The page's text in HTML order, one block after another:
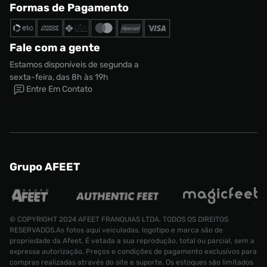
Formas de Pagamento
Fale com a gente
Estamos disponíveis de segunda a
sexta-feira, das 8h às 19h
Entre Em Contato
Grupo AFEET
© COPYRIGHT 2024 AFEET FRANQUIAS LTDA. TODOS OS DIREITOS
RESERVADOS.As fotos aqui veiculadas, logotipo e marca são de
propriedade da Afeet. É vetada a sua reprodução, total ou parcial, sem a
expressa autorização. Preços e condições de pagamento exclusivos para
compras realizadas através do site e suporte. Os estoques são limitados